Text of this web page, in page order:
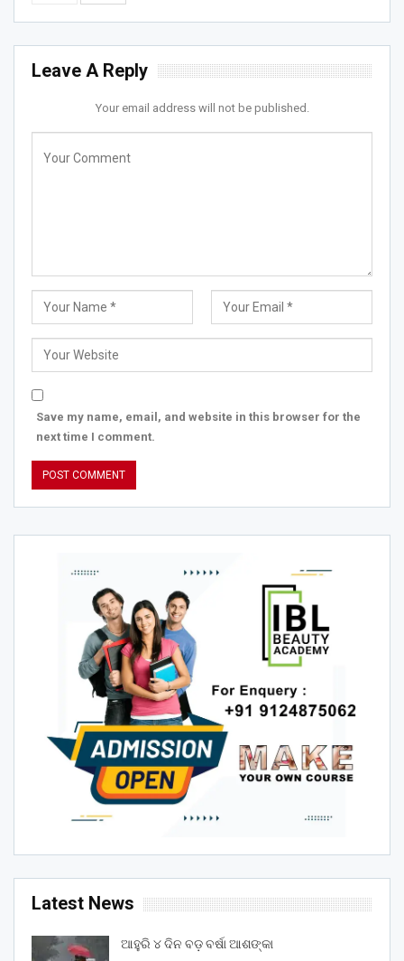
Leave A Reply
Your email address will not be published.
Save my name, email, and website in this browser for the
next time I comment.
Latest News
ଆହୁରି ୪ ଦିନ ବଡ଼ ବର୍ଷା ଆଶଙ୍କା